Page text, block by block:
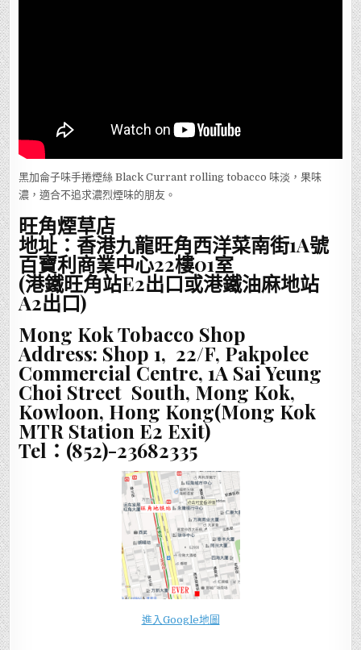
黑加侖子味手捲煙絲 Black Currant rolling tobacco 味淡，果味
濃，適合不追求濃烈煙味的朋友。
旺角煙草店
地址：香港九龍旺角西洋菜南街1A號
百寶利商業中心22樓01室
(港鐵旺角站E2出口或港鐵油麻地站
A2出口)
Mong Kok Tobacco Shop
Address: Shop 1, 22/F, Pakpolee
Commercial Centre, 1A Sai Yeung
Choi Street South, Mong Kok,
Kowloon, Hong Kong(Mong Kok
MTR Station E2 Exit)
Tel：(852)-23682335
進入Google地圖